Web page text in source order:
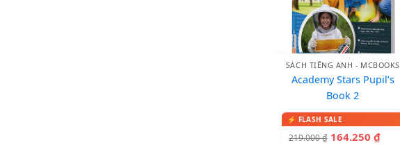
SÁCH TIẾNG ANH - MCBOOKS
Academy Stars Pupil’s
Book 2
219.000₫ 164.250 ₫